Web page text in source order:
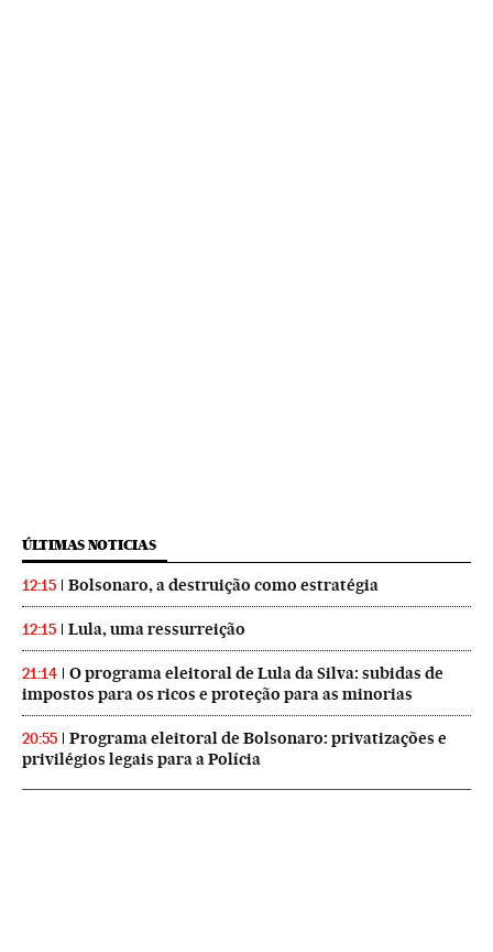
ÚLTIMAS NOTICIAS
12:15 Bolsonaro, a destruição como estratégia
12:15 Lula, uma ressurreição
21:14
O programa eleitoral de Lula da Silva: subidas de
impostos para os ricos e proteção para as minorias
20:55
Programa eleitoral de Bolsonaro: privatizações e
privilégios legais para a Polícia